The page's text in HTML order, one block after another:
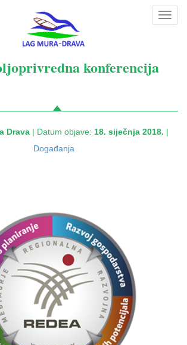
konferencija
Drava | Datum objave: 18. siječnja 2018. |
Događanja